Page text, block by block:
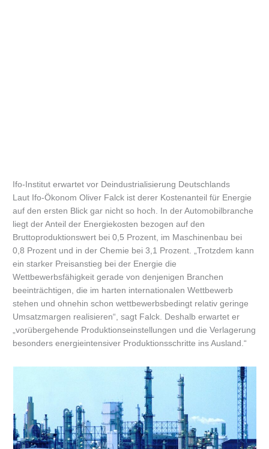
Ifo-Institut erwartet vor Deindustrialisierung Deutschlands
Laut Ifo-Ökonom Oliver Falck ist derer Kostenanteil für Energie
auf den ersten Blick gar nicht so hoch. In der Automobilbranche
liegt der Anteil der Energiekosten bezogen auf den
Bruttoproduktionswert bei 0,5 Prozent, im Maschinenbau bei
0,8 Prozent und in der Chemie bei 3,1 Prozent. „Trotzdem kann
ein starker Preisanstieg bei der Energie die
Wettbewerbsfähigkeit gerade von denjenigen Branchen
beeinträchtigen, die im harten internationalen Wettbewerb
stehen und ohnehin schon wettbewerbsbedingt relativ geringe
Umsatzmargen realisieren“, sagt Falck. Deshalb erwartet er
„vorübergehende Produktionseinstellungen und die Verlagerung
besonders energieintensiver Produktionsschritte ins Ausland.“